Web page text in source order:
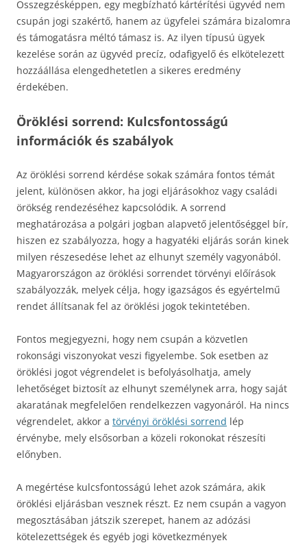
Összegzésképpen, egy megbízható kártérítési ügyvéd nem
csupán jogi szakértő, hanem az ügyfelei számára bizalomra
és támogatásra méltó támasz is. Az ilyen típusú ügyek
kezelése során az ügyvéd precíz, odafigyelő és elkötelezett
hozzáállása elengedhetetlen a sikeres eredmény
érdekében.
Öröklési sorrend: Kulcsfontosságú
információk és szabályok
Az öröklési sorrend kérdése sokak számára fontos témát
jelent, különösen akkor, ha jogi eljárásokhoz vagy családi
örökség rendezéséhez kapcsolódik. A sorrend
meghatározása a polgári jogban alapvető jelentőséggel bír,
hiszen ez szabályozza, hogy a hagyatéki eljárás során kinek
milyen részesedése lehet az elhunyt személy vagyonából.
Magyarországon az öröklési sorrendet törvényi előírások
szabályozzák, melyek célja, hogy igazságos és egyértelmű
rendet állítsanak fel az öröklési jogok tekintetében.
Fontos megjegyezni, hogy nem csupán a közvetlen
rokonsági viszonyokat veszi figyelembe. Sok esetben az
öröklési jogot végrendelet is befolyásolhatja, amely
lehetőséget biztosít az elhunyt személynek arra, hogy saját
akaratának megfelelően rendelkezzen vagyonáról. Ha nincs
végrendelet, akkor a törvényi öröklési sorrend lép
érvénybe, mely elsősorban a közeli rokonokat részesíti
előnyben.
A megértése kulcsfontosságú lehet azok számára, akik
öröklési eljárásban vesznek részt. Ez nem csupán a vagyon
megosztásában játszik szerepet, hanem az adózási
kötelezettségek és egyéb jogi következmények